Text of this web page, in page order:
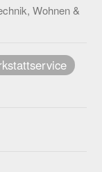
Wohnen &